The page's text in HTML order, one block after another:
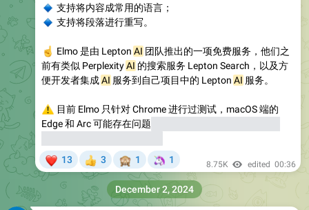
支持将内容成常用的语言；
支持将段落进行重写。
Elmo 是由 Lepton AI 团队推出的一项免费服务，他们之
前有类似 PerplexityAI 的搜索服务 Lepton Search，以及方
便开发者集成AI 服务到自己项目中的 Lepton AI 服务。
目前 Elmo 只针对 Chrome 进行过测试，macOS 端的
Edge 和 Arc 可能存在问题
13 3
🙈
1
🦄
1 8.75K edited 00:36
December 2, 2024